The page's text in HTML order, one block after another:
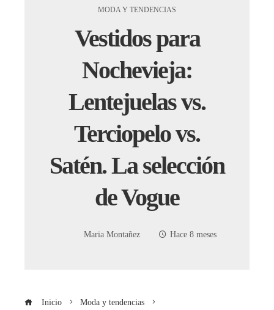
MODA Y TENDENCIAS
Vestidos para
Nochevieja:
Lentejuelas vs.
Terciopelo vs.
Satén. La selección
de Vogue
Maria Montañez Hace 8 meses
Inicio
Moda y tendencias